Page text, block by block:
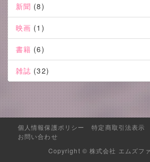
新聞 (8)
映画 (1)
書籍 (6)
雑誌 (32)
個人情報保護ポリシー 特定商取引法表示
お問い合わせ
Copyright © 株式会社 エムズフ